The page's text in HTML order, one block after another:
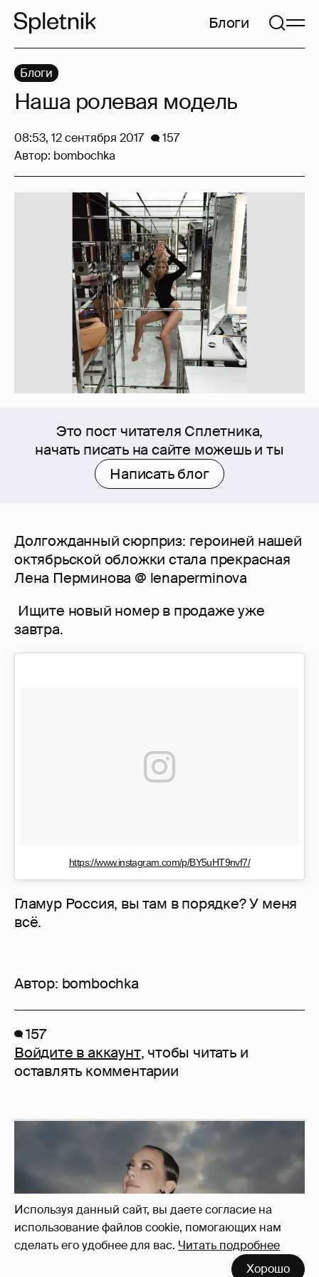
Используя данный сайт, вы даете согласие на
использование файлов cookie, помогающих нам
сделать его удобнее для вас. Читать подробнее
Хорошо
Блоги
Это пост читателя Сплетника,
начать писать на сайте можешь и ты
Написать блог
Долгожданный сюрприз: героиней нашей
октябрьской обложки стала прекрасная
Лена Перминова @ lenaperminova
Ищите новый номер в продаже уже
завтра.
https://www.instagram.com/p/BY5uHT9nvf7/
Гламур Россия, вы там в порядке? У меня
всё.
Автор: bombochka
Блоги
Наша ролевая модель
08:53, 12 сентября 2017
157
Автор: bombochka
157
Войдите в аккаунт, чтобы читать и
оставлять комментарии